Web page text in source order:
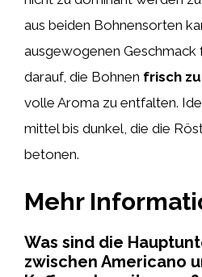
aus beiden Bohnensorten
ausgewogenen Geschmack
darauf, die Bohnen frisch
volle Aroma zu entfalten.
mittel bis dunkel, die die
betonen.
Mehr
Was sind die
zwischen Americano